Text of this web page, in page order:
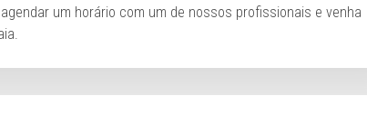
um horário com um de nossos profissionais e venha